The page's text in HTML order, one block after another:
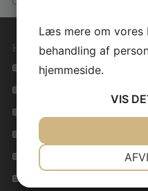
Hurtige genveje
Se alle vores hustyper
Lavenergihuse for miljøet
Få inspiration i vores
Læs mere om vores
behandling af
hjemmeside.
VIS